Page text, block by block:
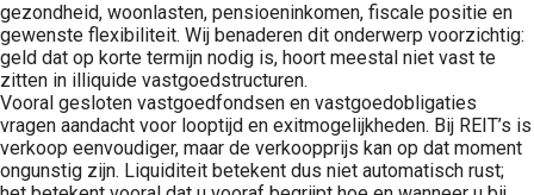
gezondheid, woonlasten, pensioeninkomen, fiscale positie en
gewenste flexibiliteit. Wij benaderen dit onderwerp voorzichtig:
geld dat op korte termijn nodig is, hoort meestal niet vast te
zitten in illiquide vastgoedstructuren.
Vooral gesloten vastgoedfondsen en vastgoedobligaties
vragen aandacht voor looptijd en exitmogelijkheden. Bij REIT’s is
verkoop eenvoudiger, maar de verkoopprijs kan op dat moment
ongunstig zijn. Liquiditeit betekent dus niet automatisch rust;